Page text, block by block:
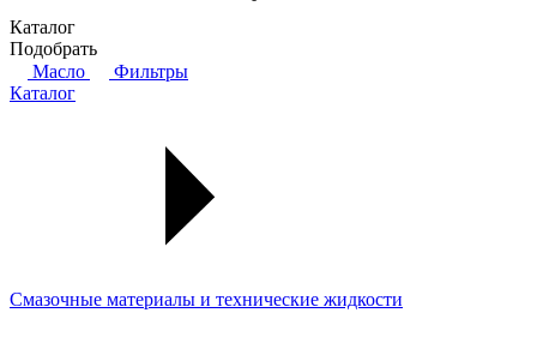
Каталог
Подобрать
Масло
Фильтры
Каталог
Смазочные материалы и технические жидкости